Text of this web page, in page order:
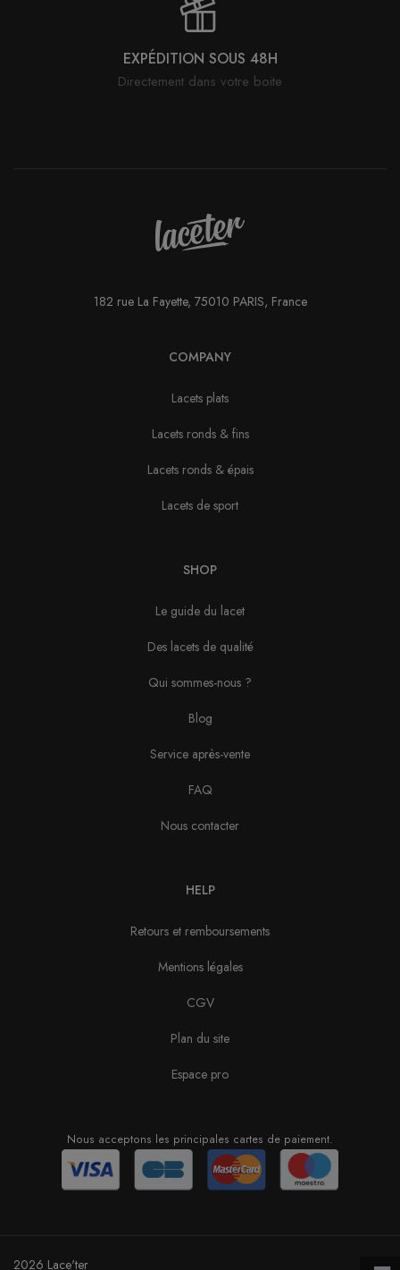
EXPÉDITION SOUS 48H
Directement dans votre boite
182 rue La Fayette, 75010 PARIS, France
COMPANY
Lacets plats
Lacets ronds & fins
Lacets ronds & épais
Lacets de sport
SHOP
Le guide du lacet
Des lacets de qualité
Qui sommes-nous ?
Blog
Service après-vente
FAQ
Nous contacter
HELP
Retours et remboursements
Mentions légales
CGV
Plan du site
Espace pro
Nous acceptons les principales cartes de paiement.
2026 Lace'ter